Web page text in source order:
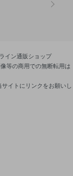
イン通販ショップ
等の商用での無断転用は
イトにリンクをお願いし